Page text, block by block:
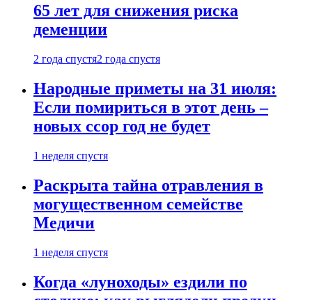
65 лет для снижения риска
деменции
2 года спустя2 года спустя
Народные приметы на 31 июля:
Если помириться в этот день –
новых ссор год не будет
1 неделя спустя
Раскрыта тайна отравления в
могущественном семействе
Медичи
1 неделя спустя
Когда «луноходы» ездили по